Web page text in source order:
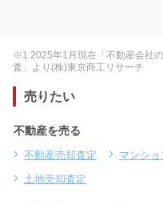
※1 2025年1月現在「不動産会社
査」より(株)東京商工リサーチ
売りたい
不動産を売る
不動産売却査定 マンシ
土地売却査定